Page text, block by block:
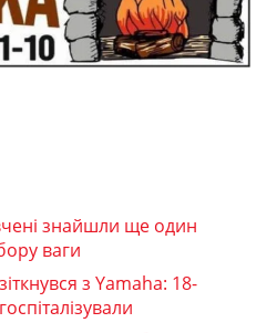
знайшли ще один
ваги
з Yamaha: 18-